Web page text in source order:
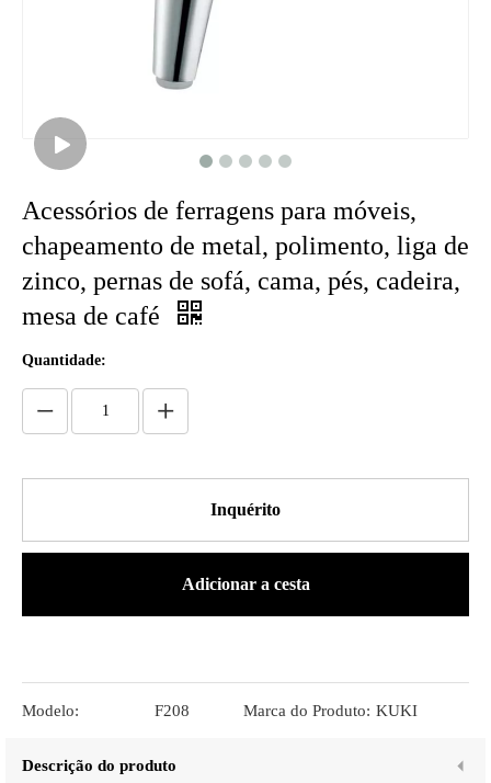
Acessórios de ferragens para móveis,
chapeamento de metal, polimento, liga de
zinco, pernas de sofá, cama, pés, cadeira,
mesa de café
Quantidade:
Inquérito
Adicionar a cesta
Modelo: F208 Marca do Produto: KUKI
Descrição do produto